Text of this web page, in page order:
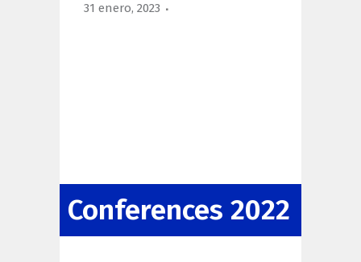
31 enero, 2023
Conferences 2022